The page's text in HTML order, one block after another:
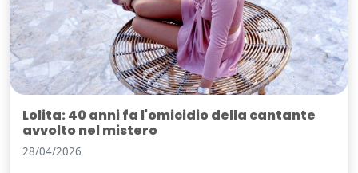
Lolita: 40 anni fa l'omicidio della cantante
avvolto nel mistero
28/04/2026